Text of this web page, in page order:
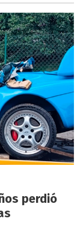
perdió